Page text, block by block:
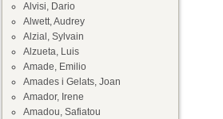
Alvisi, Dario
Alwett, Audrey
Alzial, Sylvain
Alzueta, Luis
Amade, Emilio
Amades i Gelats, Joan
Amador, Irene
Amadou, Safiatou